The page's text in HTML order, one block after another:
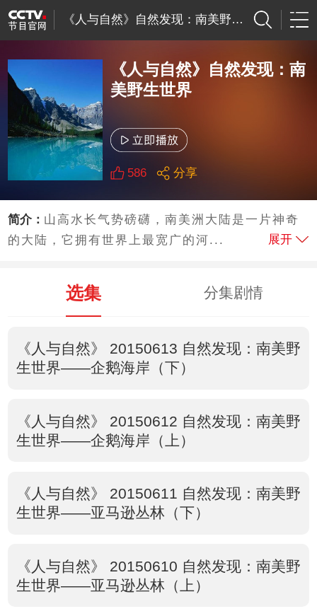
《人与自然》自然发现：南美野生世界
《人与自然》自然发现：南
美野生世界
586 分享
简介： 山高水长气势磅礴，南美洲大陆是一片神奇
的大陆，它拥有世界上最宽广的河...
展开
选集 分集剧情
《人与自然》 20150613 自然发现：南美野
生世界——企鹅海岸（下）
《人与自然》 20150612 自然发现：南美野
生世界——企鹅海岸（上）
《人与自然》 20150611 自然发现：南美野
生世界——亚马逊丛林（下）
《人与自然》 20150610 自然发现：南美野
生世界——亚马逊丛林（上）